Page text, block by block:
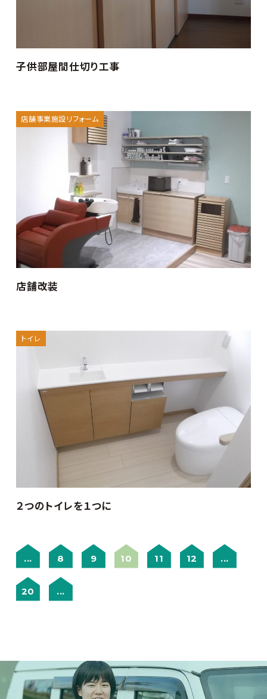
子供部屋間仕切り工事
店舗事業施設リフォーム
店舗改装
トイレ
２つのトイレを１つに
... 8 9 10 11 12 ...
20 ...